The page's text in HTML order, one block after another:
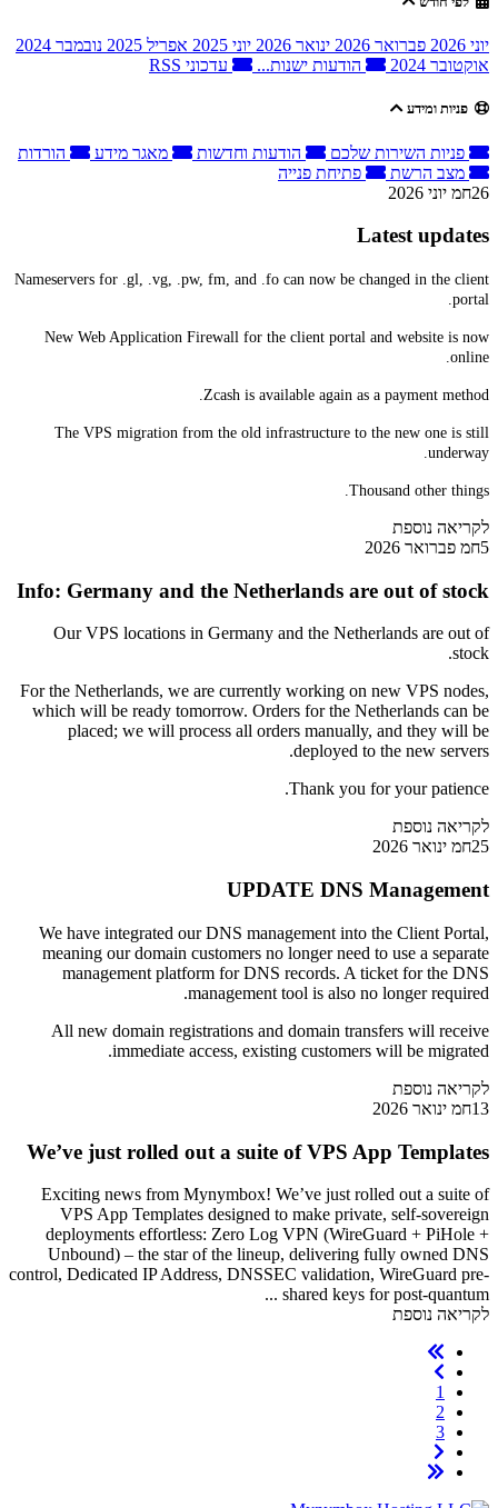
יוני 2026 פברואר 2026 ינואר 2026 יוני 2025 אפריל 2025
נובמבר 2024
אוקטובר 2024
הודעות ישנות... עדכוני RSS
פניות ומידע
פניות השירות שלכם הודעות וחדשות מאגר מידע
הורדות
מצב הרשת
פתיחת פנייה
26חמ יוני 2026
Latest updates
Nameservers for .gl, .vg, .pw, fm, and .fo can now be changed in the client
portal.
New Web Application Firewall for the client portal and website is now
online.
Zcash is available again as a payment method.
The VPS migration from the old infrastructure to the new one is still
underway.
Thousand other things.
לקריאה נוספת
5חמ פברואר 2026
Info: Germany and the Netherlands are out of stock
Our VPS locations in Germany and the Netherlands are out of
stock.
For the Netherlands, we are currently working on new VPS nodes,
which will be ready tomorrow. Orders for the Netherlands can be
placed; we will process all orders manually, and they will be
deployed to the new servers.
Thank you for your patience.
לקריאה נוספת
25חמ ינואר 2026
UPDATE DNS Management
We have integrated our DNS management into the Client Portal,
meaning our domain customers no longer need to use a separate
management platform for DNS records. A ticket for the DNS
management tool is also no longer required.
All new domain registrations and domain transfers will receive
immediate access, existing customers will be migrated.
לקריאה נוספת
13חמ ינואר 2026
We’ve just rolled out a suite of VPS App Templates
Exciting news from Mynymbox! We’ve just rolled out a suite of
VPS App Templates designed to make private, self-sovereign
deployments effortless: Zero Log VPN (WireGuard + PiHole +
Unbound) – the star of the lineup, delivering fully owned DNS
control, Dedicated IP Address, DNSSEC validation, WireGuard pre-
shared keys for post-quantum ...
לקריאה נוספת
1
2
3